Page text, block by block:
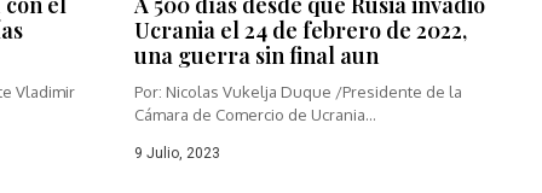
Vladimir
Ucrania el 24 de febrero de 2022,
una guerra sin final aun
Por: Nicolas Vukelja Duque /Presidente de la
Cámara de Comercio de Ucrania...
9 Julio, 2023